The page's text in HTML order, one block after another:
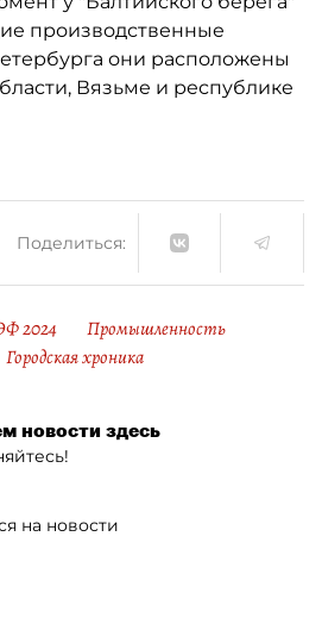
производственные
они расположены
Вязьме и республике
Поделиться:
2024
Промышленность
Городская хроника
новости здесь
на новости